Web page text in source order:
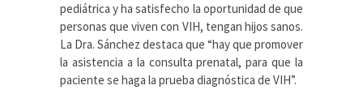
pediátrica y ha satisfecho la oportunidad de que
personas que viven con VIH, tengan hijos sanos.
La Dra. Sánchez destaca que “hay que promover
la asistencia a la consulta prenatal, para que la
paciente se haga la prueba diagnóstica de VIH”.